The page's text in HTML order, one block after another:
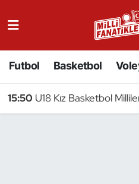
Futbol Basketbol
15:50 U18 Kız Basketbol
Badminton